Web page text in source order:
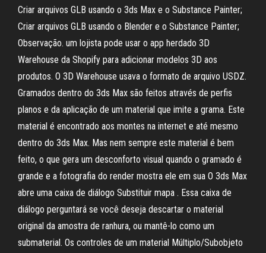
Criar arquivos GLB usando o 3ds Max e o Substance Painter;
Criar arquivos GLB usando o Blender e o Substance Painter;
Observação. um lojista pode usar o app herdado 3D
Warehouse da Shopify para adicionar modelos 3D aos
produtos. O 3D Warehouse usava o formato de arquivo USDZ.
Gramados dentro do 3ds Max são feitos através de perfis
planos e da aplicação de um material que imite a grama. Este
material é encontrado aos montes na internet e até mesmo
dentro do 3ds Max. Mas nem sempre este material é bem
feito, o que gera um desconforto visual quando o gramado é
grande e a fotografia do render mostra ele em sua O 3ds Max
abre uma caixa de diálogo Substituir mapa . Essa caixa de
diálogo perguntará se você deseja descartar o material
original da amostra de ranhura, ou mantê-lo como um
submaterial. Os controles de um material Múltiplo/Subobjeto